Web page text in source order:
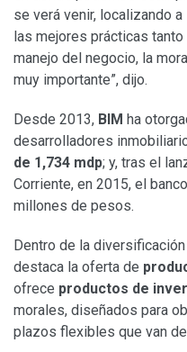
se verá venir, localizando
las mejores prácticas
manejo del negocio, la
muy importante”, dijo.
Desde 2013, BIM ha
desarrolladores
de 1,734 mdp; y, tras el
Corriente, en 2015, el
millones de pesos.
Dentro de la
destaca la oferta de
ofrece productos de
morales, diseñados para
plazos flexibles que van